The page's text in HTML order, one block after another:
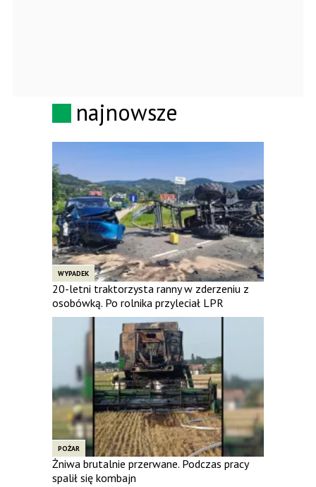
najnowsze
WYPADEK
20-letni traktorzysta ranny w zderzeniu z
osobówką. Po rolnika przyleciał LPR
POŻAR
Żniwa brutalnie przerwane. Podczas pracy
spalił się kombajn